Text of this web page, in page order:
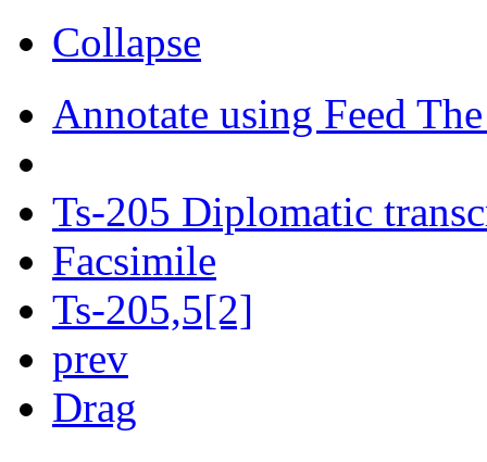
Collapse
Annotate using Feed
Ts-205 Diplomatic
Facsimile
Ts-205,5[2]
prev
Drag